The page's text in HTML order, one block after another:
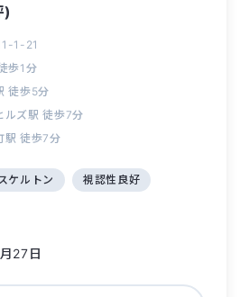
)
1-1-21
歩1分
徒歩5分
ルズ駅徒歩7分
駅徒歩7分
ケルトン 視認性良好
27日